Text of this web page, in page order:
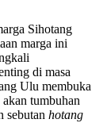
Sihotang
marga ini
di masa
Ulu membuka
tumbuhan
sebutan hotang